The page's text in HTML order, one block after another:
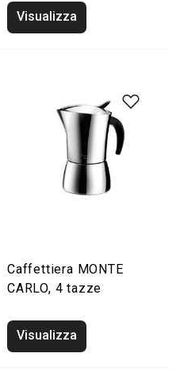
Visualizza
Caffettiera MONTE
CARLO, 4 tazze
Visualizza